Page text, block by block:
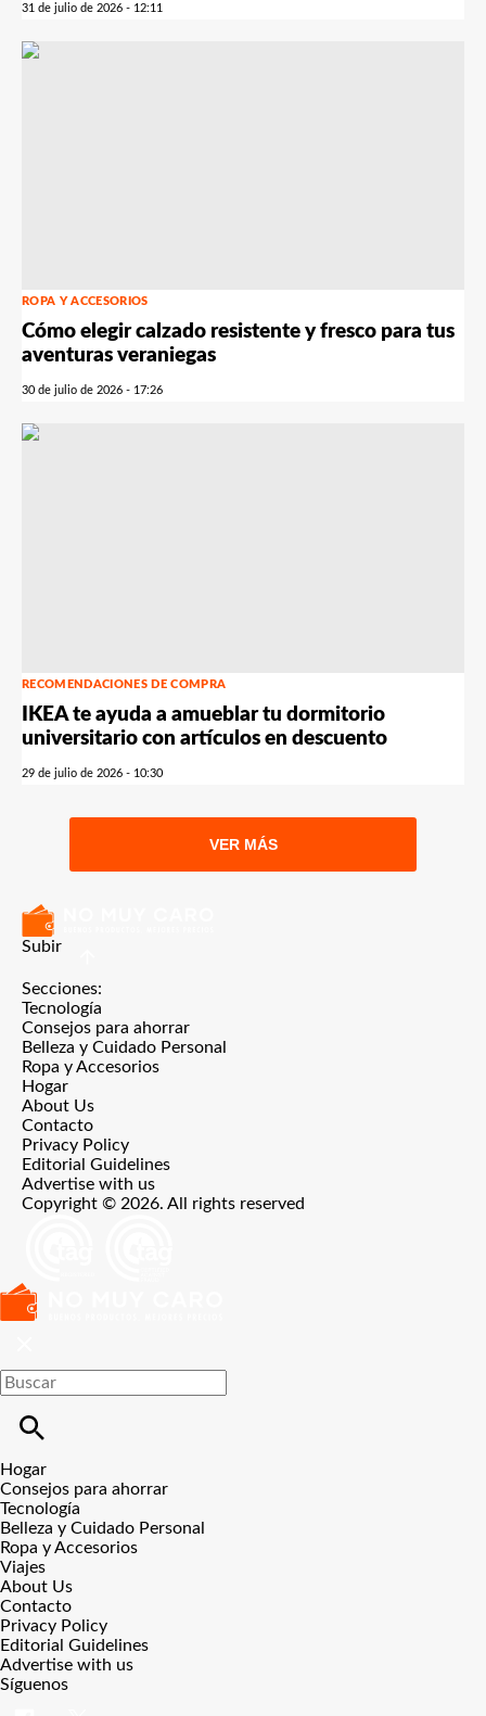
31 de julio de 2026 - 12:11
ROPA Y ACCESORIOS
Cómo elegir calzado resistente y fresco para tus
aventuras veraniegas
30 de julio de 2026 - 17:26
RECOMENDACIONES DE COMPRA
IKEA te ayuda a amueblar tu dormitorio
universitario con artículos en descuento
29 de julio de 2026 - 10:30
VER MÁS
Subir
Secciones:
Tecnología
Consejos para ahorrar
Belleza y Cuidado Personal
Ropa y Accesorios
Hogar
About Us
Contacto
Privacy Policy
Editorial Guidelines
Advertise with us
Copyright © 2026. All rights reserved
Hogar
Consejos para ahorrar
Tecnología
Belleza y Cuidado Personal
Ropa y Accesorios
Viajes
About Us
Contacto
Privacy Policy
Editorial Guidelines
Advertise with us
Síguenos